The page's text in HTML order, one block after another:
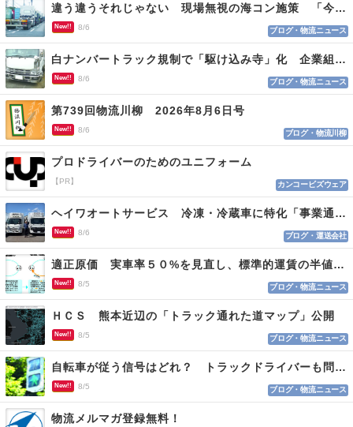
違う違うそれじゃない 現場無視の海コン施策 「今でも平均２～３時間は待つ」
New!! 8/6 ブログ・物流ニュース
白ナンバートラック規制で「駆け込み寺」化 企業組合が入会基準を見直しへ
New!! 8/6 ブログ・物流ニュース
第739回物流川柳 2026年8月6日号
New!! 8/6 ブログ・物流川柳
プロドライバーのためのユニフォーム
【PR】 カンコービズウェア
ヘイワオートサービス 冷凍・冷蔵車に特化「事業通じ貢献目指す」
New!! 8/6 ブログ・運送会社
適正原価 実車率５０%を見直し、標準的運賃の半値の恐れも
New!! 8/5 ブログ・物流ニュース
ＨＣＳ 熊本近辺の「トラック通れた道マップ」公開
New!! 8/5 ブログ・物流ニュース
自転車が従う信号はどれ？ トラックドライバーも問われる認識
New!! 8/5 ブログ・物流ニュース
物流メルマガ登録無料！